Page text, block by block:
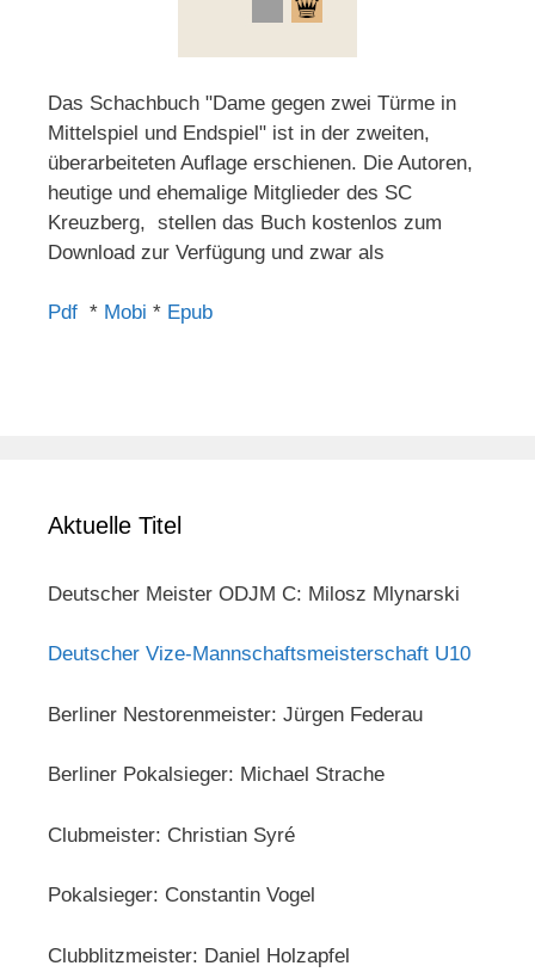
Das Schachbuch "Dame gegen zwei Türme in
Mittelspiel und Endspiel" ist in der zweiten,
überarbeiteten Auflage erschienen. Die Autoren,
heutige und ehemalige Mitglieder des SC
Kreuzberg, stellen das Buch kostenlos zum
Download zur Verfügung und zwar als
Pdf * Mobi * Epub
Aktuelle Titel
Deutscher Meister ODJM C: Milosz Mlynarski
Deutscher Vize-Mannschaftsmeisterschaft U10
Berliner Nestorenmeister: Jürgen Federau
Berliner Pokalsieger: Michael Strache
Clubmeister: Christian Syré
Pokalsieger: Constantin Vogel
Clubblitzmeister: Daniel Holzapfel